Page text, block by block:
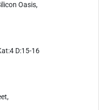
Oasis,
D:15-16